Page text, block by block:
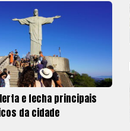
e fecha principais
da cidade